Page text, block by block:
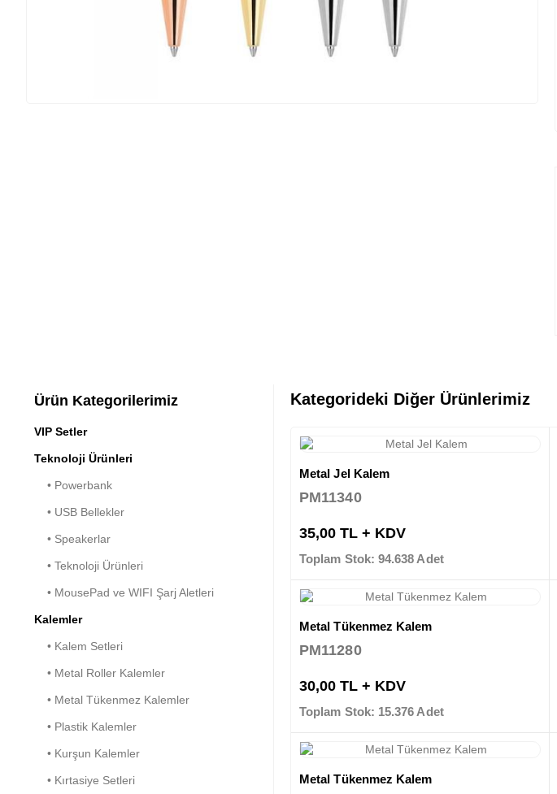
Ürün Kategorilerimiz
VIP Setler
Teknoloji Ürünleri
• Powerbank
• USB Bellekler
• Speakerlar
• Teknoloji Ürünleri
• MousePad ve WIFI Şarj Aletleri
Kalemler
• Kalem Setleri
• Metal Roller Kalemler
• Metal Tükenmez Kalemler
• Plastik Kalemler
• Kurşun Kalemler
• Kırtasiye Setleri
Kategorideki Diğer Ürünlerimiz
Metal Jel Kalem
PM11340
35,00 TL + KDV
Toplam Stok: 94.638 Adet
Metal Tükenmez Kalem
PM11280
30,00 TL + KDV
Toplam Stok: 15.376 Adet
Metal Tükenmez Kalem